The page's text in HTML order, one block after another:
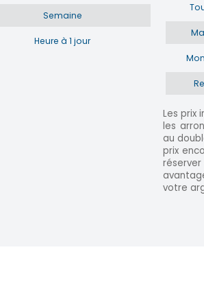
Semaine
Heure à 1 jour
Les prix
les
au
prix
votre